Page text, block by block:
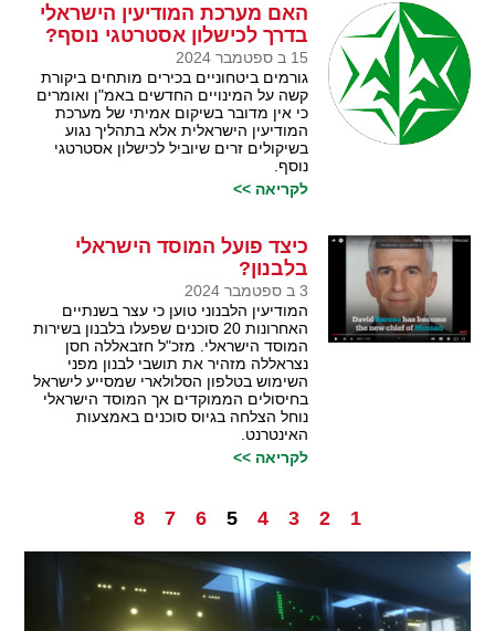
האם מערכת המודיעין הישראלי
בדרך לכישלון אסטרטגי נוסף?
15 ב ספטמבר 2024
גורמים ביטחוניים בכירים מותחים ביקורת
קשה על המינויים החדשים באמ"ן ואומרים
כי אין מדובר בשיקום אמיתי של מערכת
המודיעין הישראלית אלא בתהליך נגוע
בשיקולים זרים שיוביל לכישלון אסטרטגי
נוסף.
לקריאה >>
כיצד פועל המוסד הישראלי
בלבנון?
3 ב ספטמבר 2024
המודיעין הלבנוני טוען כי עצר בשנתיים
האחרונות 20 סוכנים שפעלו בלבנון בשירות
המוסד הישראלי. מזכ"ל חזבאללה חסן
נצראללה מזהיר את תושבי לבנון מפני
השימוש בטלפון הסלולארי שמסייע לישראל
בחיסולים הממוקדים אך המוסד הישראלי
נוחל הצלחה בגיוס סוכנים באמצעות
האינטרנט.
לקריאה >>
1
2
3
4
5
6
7
8